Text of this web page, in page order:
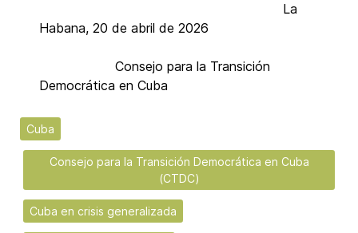
La
Habana, 20 de abril de 2026
Consejo para la Transición
Democrática en Cuba
Cuba
Consejo para la Transición Democrática en Cuba
(CTDC)
Cuba en crisis generalizada